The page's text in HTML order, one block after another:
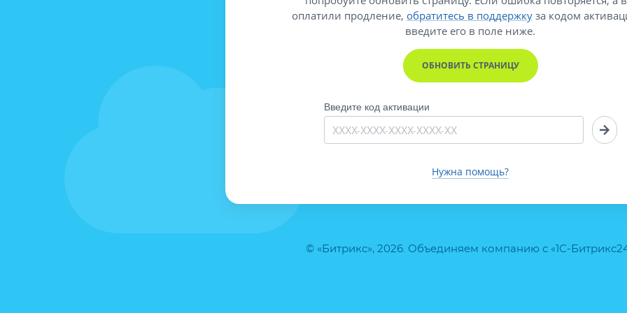
© «Битрикс», 2026. Объединяем компанию с «1С-
оплатили продление, обратитесь в поддержку за кодом
введите его в поле ниже.
ОБНОВИТЬ СТРАНИЦУ
Введите код активации
Нужна помощь?